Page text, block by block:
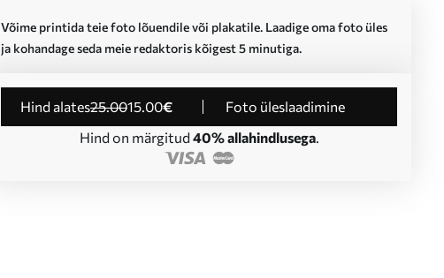
Võime printida teie foto lõuendile või plakatile. Laadige oma foto üles
ja kohandage seda meie redaktoris kõigest 5 minutiga.
Hind alates25.0015.00€
Foto üleslaadimine
Hind on märgitud 40% allahindlusega.